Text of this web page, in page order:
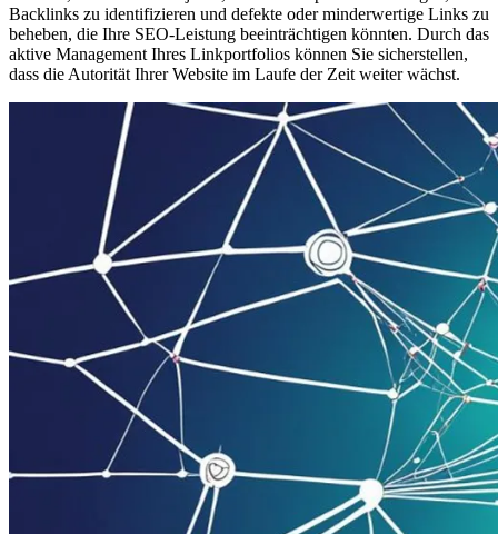
Backlinks zu identifizieren und defekte oder minderwertige Links zu
beheben, die Ihre SEO-Leistung beeinträchtigen könnten. Durch das
aktive Management Ihres Linkportfolios können Sie sicherstellen,
dass die Autorität Ihrer Website im Laufe der Zeit weiter wächst.